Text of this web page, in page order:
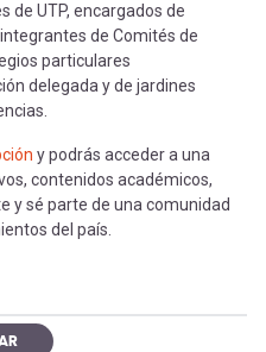
de UTP, encargados de
de Comités de
particulares
delegada y de jardines
y podrás acceder a una
contenidos académicos,
y sé parte de una comunidad
del país.